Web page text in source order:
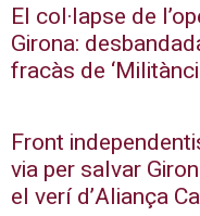
El col·lapse de
Girona:
fracàs de
Front
via per salvar
el verí d’Aliança